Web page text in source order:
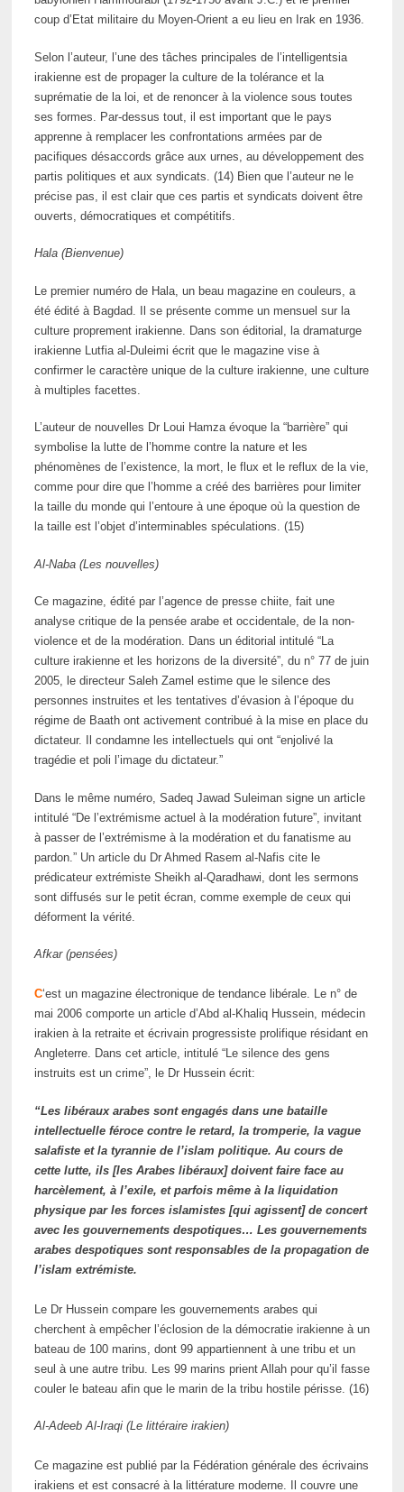
coup d’Etat militaire du Moyen-Orient a eu lieu en Irak en 1936.
Selon l’auteur, l’une des tâches principales de l’intelligentsia
irakienne est de propager la culture de la tolérance et la
suprématie de la loi, et de renoncer à la violence sous toutes
ses formes. Par-dessus tout, il est important que le pays
apprenne à remplacer les confrontations armées par de
pacifiques désaccords grâce aux urnes, au développement des
partis politiques et aux syndicats. (14) Bien que l’auteur ne le
précise pas, il est clair que ces partis et syndicats doivent être
ouverts, démocratiques et compétitifs.
Hala (Bienvenue)
Le premier numéro de Hala, un beau magazine en couleurs, a
été édité à Bagdad. Il se présente comme un mensuel sur la
culture proprement irakienne. Dans son éditorial, la dramaturge
irakienne Lutfia al-Duleimi écrit que le magazine vise à
confirmer le caractère unique de la culture irakienne, une culture
à multiples facettes.
L’auteur de nouvelles Dr Loui Hamza évoque la “barrière” qui
symbolise la lutte de l’homme contre la nature et les
phénomènes de l’existence, la mort, le flux et le reflux de la vie,
comme pour dire que l’homme a créé des barrières pour limiter
la taille du monde qui l’entoure à une époque où la question de
la taille est l’objet d’interminables spéculations. (15)
Al-Naba (Les nouvelles)
Ce magazine, édité par l’agence de presse chiite, fait une
analyse critique de la pensée arabe et occidentale, de la non-
violence et de la modération. Dans un éditorial intitulé “La
culture irakienne et les horizons de la diversité”, du n° 77 de juin
2005, le directeur Saleh Zamel estime que le silence des
personnes instruites et les tentatives d’évasion à l’époque du
régime de Baath ont activement contribué à la mise en place du
dictateur. Il condamne les intellectuels qui ont “enjolivé la
tragédie et poli l’image du dictateur.”
Dans le même numéro, Sadeq Jawad Suleiman signe un article
intitulé “De l’extrémisme actuel à la modération future”, invitant
à passer de l’extrémisme à la modération et du fanatisme au
pardon.” Un article du Dr Ahmed Rasem al-Nafis cite le
prédicateur extrémiste Sheikh al-Qaradhawi, dont les sermons
sont diffusés sur le petit écran, comme exemple de ceux qui
déforment la vérité.
Afkar (pensées)
C‘est un magazine électronique de tendance libérale. Le n° de
mai 2006 comporte un article d’Abd al-Khaliq Hussein, médecin
irakien à la retraite et écrivain progressiste prolifique résidant en
Angleterre. Dans cet article, intitulé “Le silence des gens
instruits est un crime”, le Dr Hussein écrit:
“Les libéraux arabes sont engagés dans une bataille
intellectuelle féroce contre le retard, la tromperie, la vague
salafiste et la tyrannie de l’islam politique. Au cours de
cette lutte, ils [les Arabes libéraux] doivent faire face au
harcèlement, à l’exile, et parfois même à la liquidation
physique par les forces islamistes [qui agissent] de concert
avec les gouvernements despotiques… Les gouvernements
arabes despotiques sont responsables de la propagation de
l’islam extrémiste.
Le Dr Hussein compare les gouvernements arabes qui
cherchent à empêcher l’éclosion de la démocratie irakienne à un
bateau de 100 marins, dont 99 appartiennent à une tribu et un
seul à une autre tribu. Les 99 marins prient Allah pour qu’il fasse
couler le bateau afin que le marin de la tribu hostile périsse. (16)
Al-Adeeb Al-Iraqi (Le littéraire irakien)
Ce magazine est publié par la Fédération générale des écrivains
irakiens et est consacré à la littérature moderne. Il couvre une